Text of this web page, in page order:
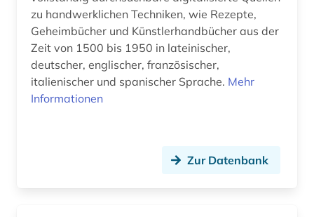
gefährlichkeit (1)
geisteswissenschaft (1)
geisteswissenschaften (15)
zu handwerklichen Techniken, wie Rezepte,
Geheimbücher und Künstlerhandbücher aus der
Zeit von 1500 bis 1950 in lateinischer,
deutscher, englischer, französischer,
italienischer und spanischer Sprache. Mehr
Informationen
Zur Datenbank